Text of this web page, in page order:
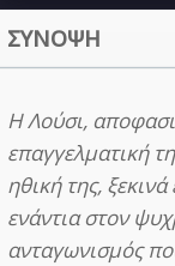
ΣΥΝΟΨΗ
Η Λούσι,
επαγγελματική
ηθική της,
ενάντια στον
ανταγωνισμός